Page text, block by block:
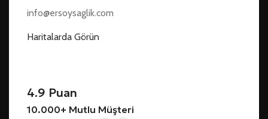
info@ersoysaglik.com
Haritalarda Görün
4.9 Puan
10.000+ Mutlu Müşteri